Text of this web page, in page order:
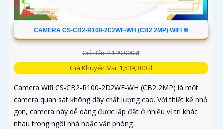
CAMERA CS-CB2-R100-2D2WF-WH (CB2 2MP) WIFI ❇
Giá Bán: 2,199,000 ₫
Giá Khuyến Mại: 1,539,300 ₫
Camera Wifi CS-CB2-R100-2D2WF-WH (CB2 2MP) là một
camera quan sát không dây chất lượng cao. Với thiết kế nhỏ
gọn, camera này dễ dàng được lắp đặt ở nhiều vị trí khác
nhau trong ngôi nhà hoặc văn phòng